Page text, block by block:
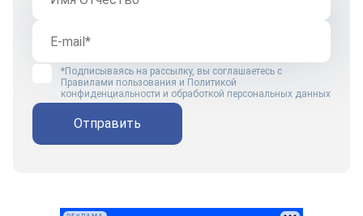
*Подписываясь на рассылку, вы соглашаетесь с
Правилами пользования и Политикой
конфиденциальности и обработкой персональных данных
Отправить